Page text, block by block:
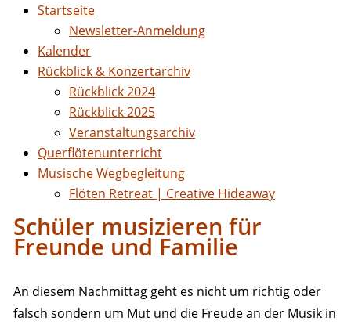
Startseite
Newsletter-Anmeldung
Kalender
Rückblick & Konzertarchiv
Rückblick 2024
Rückblick 2025
Veranstaltungsarchiv
Querflötenunterricht
Musische Wegbegleitung
Flöten Retreat | Creative Hideaway
Schüler musizieren für
Freunde und Familie
An diesem Nachmittag geht es nicht um richtig oder
falsch sondern um Mut und die Freude an der Musik in